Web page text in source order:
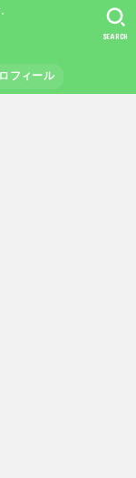
フィール
SEARCH